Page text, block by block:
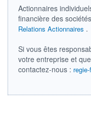
Boursobank
Actionnaires
financière des
Relations Actionnaires .
Si vous êtes
votre entreprise et
contactez-nous :